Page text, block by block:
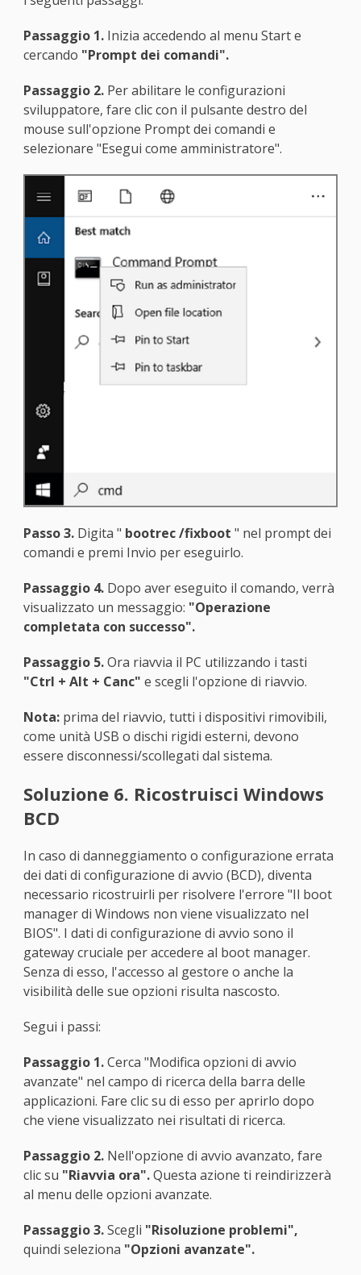
Passaggio 1.Inizia accedendo al menu Start e
cercando "Prompt dei comandi".
Passaggio 2.Per abilitare le configurazioni
sviluppatore, fare clic con il pulsante destro del
mouse sull'opzione Prompt dei comandi e
selezionare "Esegui come amministratore".
Passo 3.Digita " bootrec /fixboot " nel prompt dei
comandi e premi Invio per eseguirlo.
Passaggio 4.Dopo aver eseguito il comando, verrà
visualizzato un messaggio: "Operazione
completata con successo".
Passaggio 5.Ora riavvia il PC utilizzando i tasti
"Ctrl + Alt + Canc" e scegli l'opzione di riavvio.
Nota:prima del riavvio, tutti i dispositivi rimovibili,
come unità USB o dischi rigidi esterni, devono
essere disconnessi/scollegati dal sistema.
Soluzione 6. Ricostruisci Windows
BCD
In caso di danneggiamento o configurazione errata
dei dati di configurazione di avvio (BCD), diventa
necessario ricostruirli per risolvere l'errore "Il boot
manager di Windows non viene visualizzato nel
BIOS". I dati di configurazione di avvio sono il
gateway cruciale per accedere al boot manager.
Senza di esso, l'accesso al gestore o anche la
visibilità delle sue opzioni risulta nascosto.
Segui i passi:
Passaggio 1.Cerca "Modifica opzioni di avvio
avanzate" nel campo di ricerca della barra delle
applicazioni. Fare clic su di esso per aprirlo dopo
che viene visualizzato nei risultati di ricerca.
Passaggio 2.Nell'opzione di avvio avanzato, fare
clic su "Riavvia ora".Questa azione ti reindirizzerà
al menu delle opzioni avanzate.
Passaggio 3.Scegli "Risoluzione problemi",
quindi seleziona "Opzioni avanzate".